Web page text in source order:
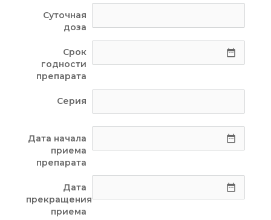
Суточная
доза
Срок
годности
препарата
date_range
Серия
Дата начала
приема
препарата
date_range
Дата
прекращения
приема
date_range